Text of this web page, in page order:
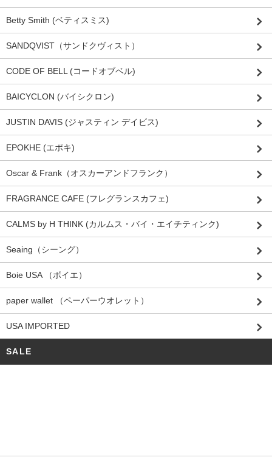
Betty Smith (ベティスミス)
SANDQVIST（サンドクヴィスト）
CODE OF BELL (コードオブベル)
BAICYCLON (バイシクロン)
JUSTIN DAVIS (ジャスティン デイビス)
EPOKHE (エポキ)
Oscar & Frank（オスカーアンドフランク）
FRAGRANCE CAFE (フレグランスカフェ)
CALMS by H THINK (カルムス・バイ・エイチティンク)
Seaing（シーング）
Boie USA （ボイエ）
paper wallet （ペーパーウオレット）
USA IMPORTED
SALE